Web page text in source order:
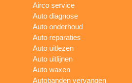
Airco service
Auto diagnose
Auto onderhoud
Auto reparaties
Auto uitlezen
Auto uitlijnen
Auto waxen
Autobanden vervangen